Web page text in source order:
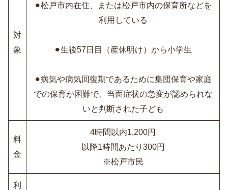
対
象
⚫︎松戸市内在住、または松戸市内の保育所などを
利用している
⚫︎生後57日目（産休明け）から小学生
⚫︎病気や病気回復期であるために集団保育や家庭
での保育が困難で、当面症状の急変が認められな
いと判断された子ども
料
金
4時間以内1,200円
以降1時間あたり300円
※松戸市民
利